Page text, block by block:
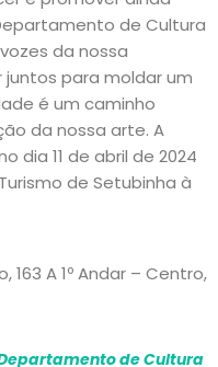
de Cultura
da nossa
para moldar um
é um caminho
da nossa arte. A
dia 11 de abril de 2024
de Setubinha à
163 A 1º Andar – Centro,
de Cultura